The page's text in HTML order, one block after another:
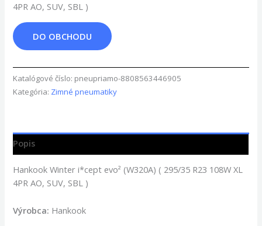
4PR AO, SUV, SBL )
DO OBCHODU
Katalógové číslo: pneupriamo-8808563446905
Kategória: Zimné pneumatiky
Popis
Hankook Winter i*cept evo² (W320A) ( 295/35 R23 108W XL
4PR AO, SUV, SBL )
Výrobca: Hankook